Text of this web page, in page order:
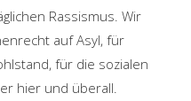
Rassismus. Wir
auf Asyl, für
für die sozialen
hier und überall.